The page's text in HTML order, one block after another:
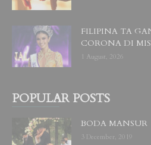
FILIPINA TA
CORONA DI
1 August, 2026
POPULAR POSTS
BODA MANSUR
3 December, 2019